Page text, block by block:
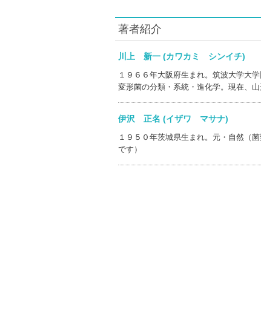
著者紹介
川上 新一 (カワカミ シンイチ)
１９６６年大阪府生まれ。筑波大学大
変形菌の分類・系統・進化学。現在、
伊沢 正名 (イザワ マサナ)
１９５０年茨城県生まれ。元・自然（
です）